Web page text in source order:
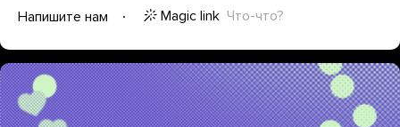
Напишите нам
Magic link Что-что?